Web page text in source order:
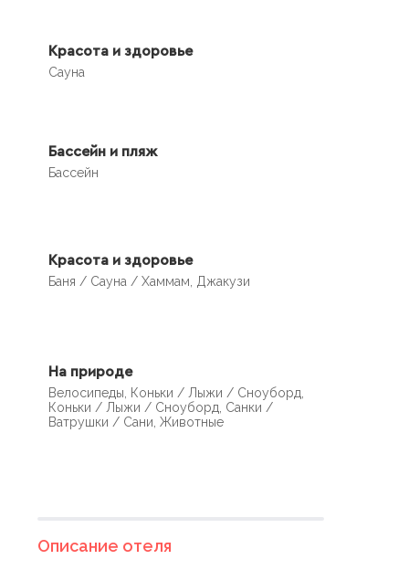
Красота и здоровье
Сауна
Бассейн и пляж
Бассейн
Красота и здоровье
Баня / Сауна / Хаммам, Джакузи
На природе
Велосипеды, Коньки / Лыжи / Сноуборд,
Коньки / Лыжи / Сноуборд, Санки /
Ватрушки / Сани, Животные
Описание отеля